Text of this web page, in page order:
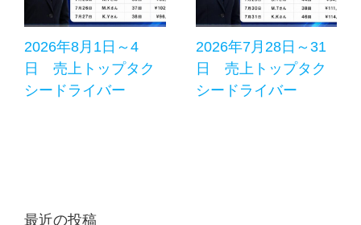
2026年8月1日～4
日 売上トップタク
シードライバー
2026年7月28日～31
日 売上トップタク
シードライバー
最近の投稿